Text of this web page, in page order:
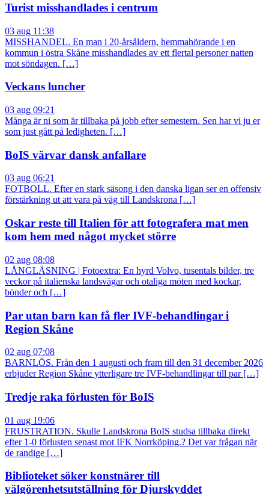
Turist misshandlades i centrum
03 aug 11:38
MISSHANDEL. En man i 20-årsåldern, hemmahörande i en
kommun i östra Skåne misshandlades av ett flertal personer natten
mot söndagen. […]
Veckans luncher
03 aug 09:21
Många är ni som är tillbaka på jobb efter semestern. Sen har vi ju er
som just gått på ledigheten. […]
BoIS värvar dansk anfallare
03 aug 06:21
FOTBOLL. Efter en stark säsong i den danska ligan ser en offensiv
förstärkning ut att vara på väg till Landskrona […]
Oskar reste till Italien för att fotografera mat men
kom hem med något mycket större
02 aug 08:08
LÅNGLÄSNING | Fotoextra: En hyrd Volvo, tusentals bilder, tre
veckor på italienska landsvägar och otaliga möten med kockar,
bönder och […]
Par utan barn kan få fler IVF-behandlingar i
Region Skåne
02 aug 07:08
BARNLÖS. Från den 1 augusti och fram till den 31 december 2026
erbjuder Region Skåne ytterligare tre IVF-behandlingar till par […]
Tredje raka förlusten för BoIS
01 aug 19:06
FRUSTRATION. Skulle Landskrona BoIS studsa tillbaka direkt
efter 1-0 förlusten senast mot IFK Norrköping.? Det var frågan när
de randige […]
Biblioteket söker konstnärer till
välgörenhetsutställning för Djurskyddet